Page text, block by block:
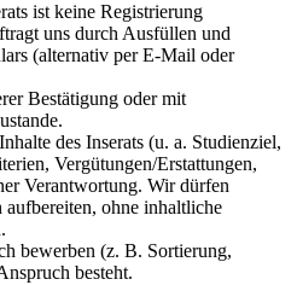
ist keine Registrierung
uns durch Ausfüllen und
(alternativ per E-Mail oder
Bestätigung oder mit
des Inserats (u. a. Studienziel,
Vergütungen/Erstattungen,
Verantwortung. Wir dürfen
ohne inhaltliche
bewerben (z. B. Sortierung,
besteht.